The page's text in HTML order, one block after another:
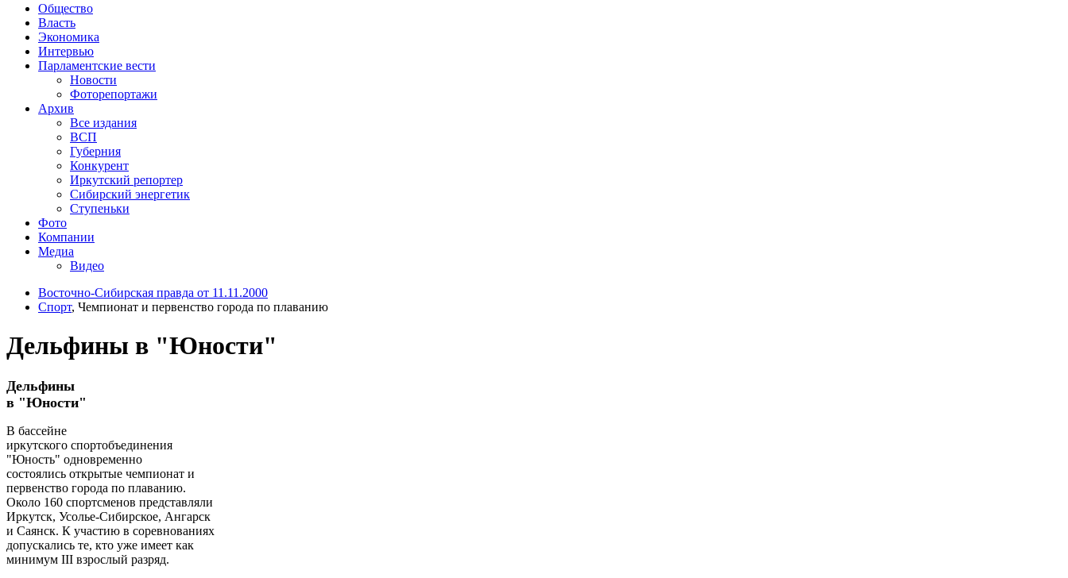
Общество
Власть
Экономика
Интервью
Парламентские вести
Новости
Фоторепортажи
Архив
Все издания
ВСП
Губерния
Конкурент
Иркутский репортер
Сибирский энергетик
Ступеньки
Фото
Компании
Медиа
Видео
Восточно-Сибирская правда от 11.11.2000
Спорт, Чемпионат и первенство города по плаванию
Дельфины в "Юности"
Дельфины
в "Юности"
В бассейне
иркутского спортобъединения
"Юность" одновременно
состоялись открытые чемпионат и
первенство города по плаванию.
Около 160 спортсменов представляли
Иркутск, Усолье-Сибирское, Ангарск
и Саянск. К участию в соревнованиях
допускались те, кто уже имеет как
минимум III взрослый разряд.